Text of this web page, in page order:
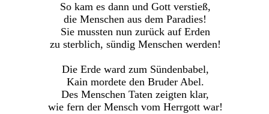
So kam es dann und Gott verstieß,
die Menschen aus dem Paradies!
Sie mussten nun zurück auf Erden
zu sterblich, sündig Menschen werden!
Die Erde ward zum Sündenbabel,
Kain mordete den Bruder Abel.
Des Menschen Taten zeigten klar,
wie fern der Mensch vom Herrgott war!